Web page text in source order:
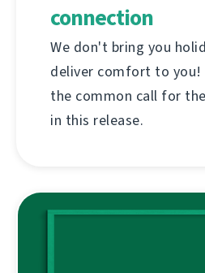
connection
We don't bring you
deliver comfort to you!
the common call for
in this release.